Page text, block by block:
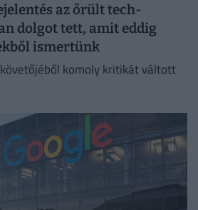
az őrült tech-
dolgot tett, amit eddig
ismertünk
komoly kritikát váltott